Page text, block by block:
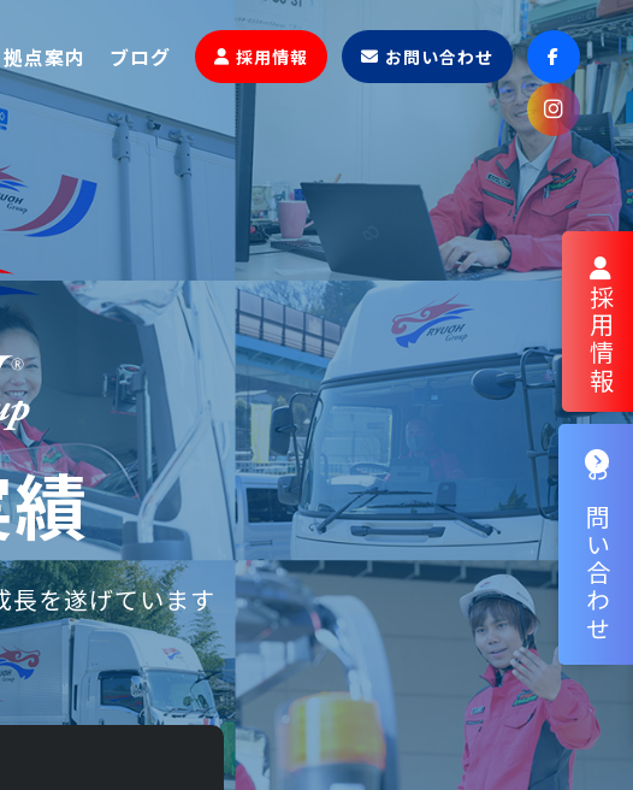
拠点案内 ブログ 採用情報 お問い合わせ
長を遂げています お問い合わせ
採用情報